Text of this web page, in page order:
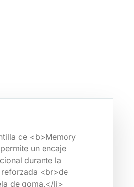
de <b>Memory
un encaje
durante la
<br>de
de goma.</li>